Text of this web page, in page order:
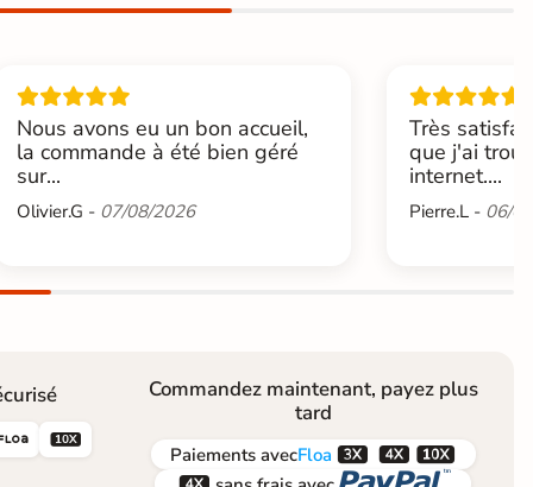
Nous avons eu un bon accueil,
la commande à été bien géré
sur...
Olivier.G - 07/08/2026
Très
que j'ai
internet....
Pierre.L - 06/

Commandez maintenant, payez plus
tard
PaiementsavecFloa  